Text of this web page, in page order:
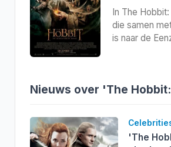
In The
die samen
is naar de
Nieuws over 'The
'The